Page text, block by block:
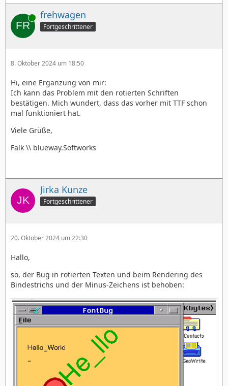
Online frehwagen
Fortgeschrittener
8. Oktober 2024 um 18:50
Hi, eine Ergänzung von mir:
Ich kann das Problem mit den rotierten Schriften
bestätigen. Mich wundert, dass das vorher mit TTF schon
mal funktioniert hat.
Viele Grüße,
Falk \\ blueway.Softworks
Jirka Kunze
Fortgeschrittener
20. Oktober 2024 um 22:30
Hallo,
so, der Bug in rotierten Texten und beim Rendering des
Bindestrichs und der Minus-Zeichens ist behoben: